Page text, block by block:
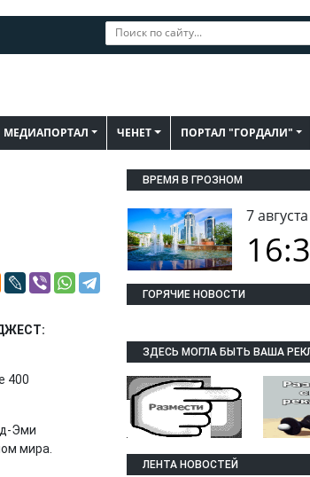
МЕДИАПОРТАЛ ЧЕНЕТ ПОРТАЛ "ГОРДАЛИ"
400
Эми
мира.
ВРЕМЯ В ГРОЗНОМ
7
ГОРЯЧИЕ НОВОСТИ
ЗДЕСЬ МОГЛА БЫТЬ ВАША
ЛЕНТА НОВОСТЕЙ